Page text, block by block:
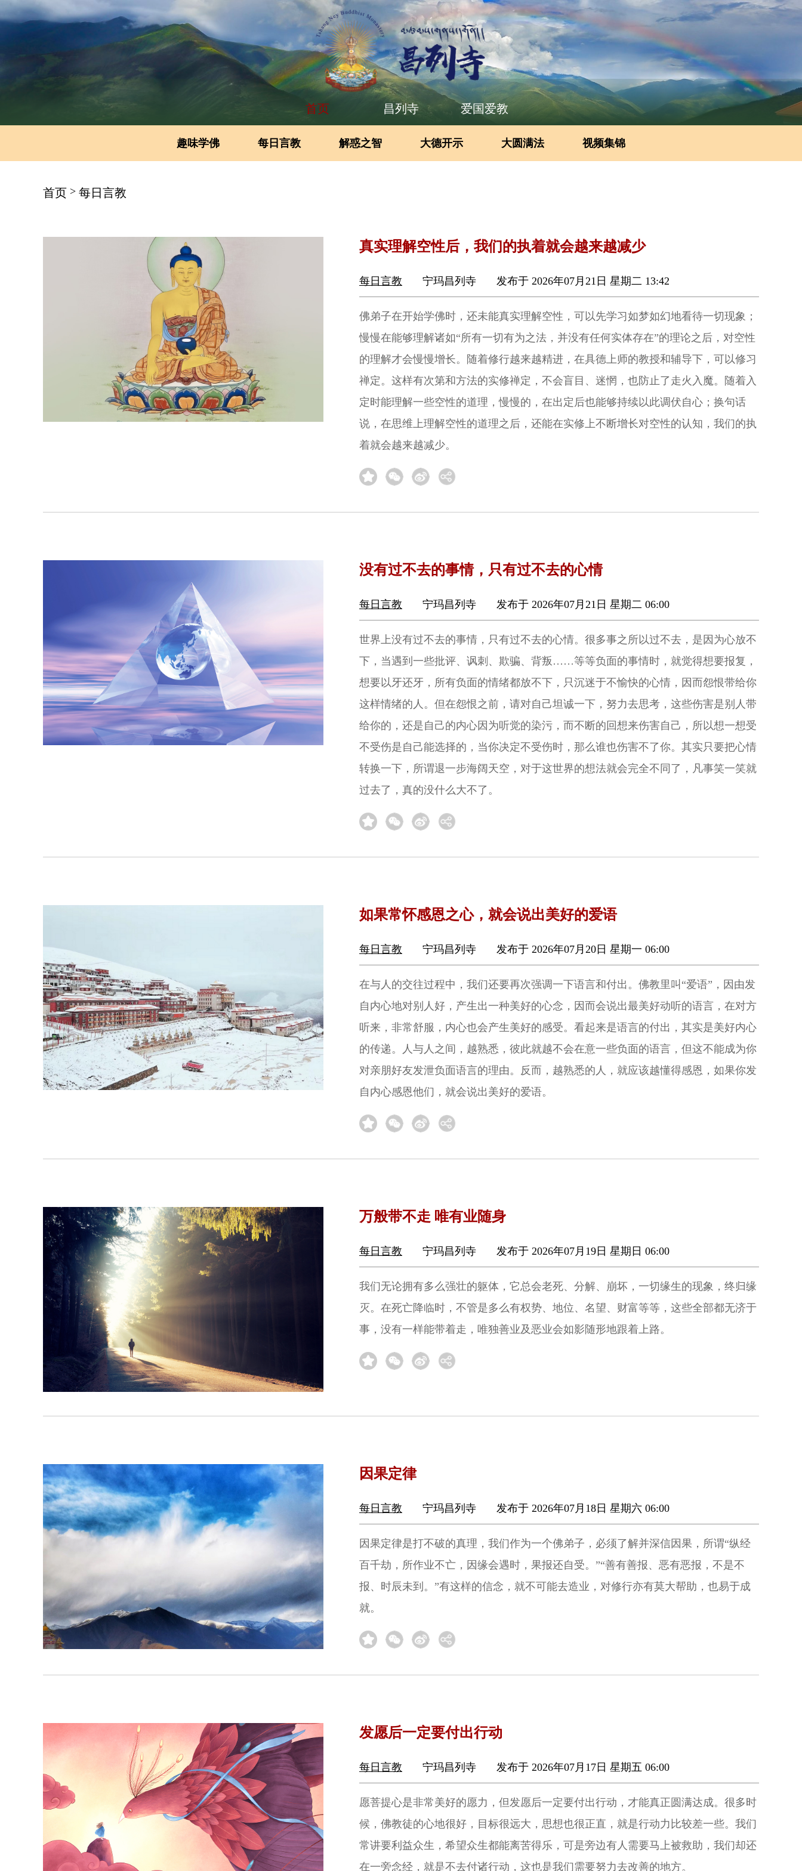
首页 昌列寺 爱国爱教
趣味学佛 每日言教 解惑之智 大德开示 大圆满法 视频集锦
首页 > 每日言教
真实理解空性后，我们的执着就会越来越减少
每日言教 宁玛昌列寺 发布于 2026年07月21日 星期二 13:42
佛弟子在开始学佛时，还未能真实理解空性，可以先学习如梦如幻地看待一切现象；
慢慢在能够理解诸如“所有一切有为之法，并没有任何实体存在”的理论之后，对空性
的理解才会慢慢增长。随着修行越来越精进，在具德上师的教授和辅导下，可以修习
禅定。这样有次第和方法的实修禅定，不会盲目、迷惘，也防止了走火入魔。随着入
定时能理解一些空性的道理，慢慢的，在出定后也能够持续以此调伏自心；换句话
说，在思维上理解空性的道理之后，还能在实修上不断增长对空性的认知，我们的执
着就会越来越减少。
没有过不去的事情，只有过不去的心情
每日言教 宁玛昌列寺 发布于 2026年07月21日 星期二 06:00
世界上没有过不去的事情，只有过不去的心情。很多事之所以过不去，是因为心放不
下，当遇到一些批评、讽刺、欺骗、背叛……等等负面的事情时，就觉得想要报复，
想要以牙还牙，所有负面的情绪都放不下，只沉迷于不愉快的心情，因而怨恨带给你
这样情绪的人。但在怨恨之前，请对自己坦诚一下，努力去思考，这些伤害是别人带
给你的，还是自己的内心因为听觉的染污，而不断的回想来伤害自己，所以想一想受
不受伤是自己能选择的，当你决定不受伤时，那么谁也伤害不了你。其实只要把心情
转换一下，所谓退一步海阔天空，对于这世界的想法就会完全不同了，凡事笑一笑就
过去了，真的没什么大不了。
如果常怀感恩之心，就会说出美好的爱语
每日言教 宁玛昌列寺 发布于 2026年07月20日 星期一 06:00
在与人的交往过程中，我们还要再次强调一下语言和付出。佛教里叫“爱语”，因由发
自内心地对别人好，产生出一种美好的心念，因而会说出最美好动听的语言，在对方
听来，非常舒服，内心也会产生美好的感受。看起来是语言的付出，其实是美好内心
的传递。人与人之间，越熟悉，彼此就越不会在意一些负面的语言，但这不能成为你
对亲朋好友发泄负面语言的理由。反而，越熟悉的人，就应该越懂得感恩，如果你发
自内心感恩他们，就会说出美好的爱语。
万般带不走 唯有业随身
每日言教 宁玛昌列寺 发布于 2026年07月19日 星期日 06:00
我们无论拥有多么强壮的躯体，它总会老死、分解、崩坏，一切缘生的现象，终归缘
灭。在死亡降临时，不管是多么有权势、地位、名望、财富等等，这些全部都无济于
事，没有一样能带着走，唯独善业及恶业会如影随形地跟着上路。
因果定律
每日言教 宁玛昌列寺 发布于 2026年07月18日 星期六 06:00
因果定律是打不破的真理，我们作为一个佛弟子，必须了解并深信因果，所谓“纵经
百千劫，所作业不亡，因缘会遇时，果报还自受。”“善有善报、恶有恶报，不是不
报、时辰未到。”有这样的信念，就不可能去造业，对修行亦有莫大帮助，也易于成
就。
发愿后一定要付出行动
每日言教 宁玛昌列寺 发布于 2026年07月17日 星期五 06:00
愿菩提心是非常美好的愿力，但发愿后一定要付出行动，才能真正圆满达成。很多时
候，佛教徒的心地很好，目标很远大，思想也很正直，就是行动力比较差一些。我们
常讲要利益众生，希望众生都能离苦得乐，可是旁边有人需要马上被救助，我们却还
在一旁念经，就是不去付诸行动，这也是我们需要努力去改善的地方。